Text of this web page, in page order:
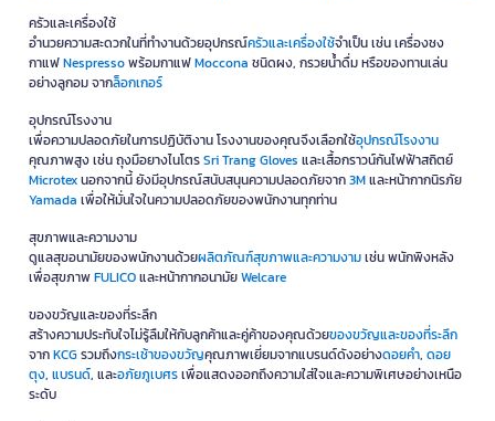
ครัวและเครื่องใช้
อำนวยความสะดวกในที่ทำงานด้วยอุปกรณ์ครัวและเครื่องใช้จำเป็น เช่น เครื่องชง
กาแฟNespressoพร้อมกาแฟMoccona ชนิดผง, กรวยน้ำดื่ม หรือของทานเล่น
อย่างลูกอม จากล็อกเกอร์
อุปกรณ์โรงงาน
เพื่อความปลอดภัยในการปฏิบัติงาน โรงงานของคุณจึงเลือกใช้อุปกรณ์โรงงาน
คุณภาพสูง เช่น ถุงมือยางไนโตรSri Trang Gloves และเสื้อกราวน์กันไฟฟ้าสถิตย์
Microtexนอกจากนี้ ยังมีอุปกรณ์สนับสนุนความปลอดภัยจาก3Mและหน้ากากนิรภัย
Yamada เพื่อให้มั่นใจในความปลอดภัยของพนักงานทุกท่าน
สุขภาพและความงาม
ดูแลสุขอนามัยของพนักงานด้วยผลิตภัณฑ์สุขภาพและความงามเช่น พนักพิงหลัง
เพื่อสุขภาพFULICOและหน้ากากอนามัยWelcare
ของขวัญและของที่ระลึก
สร้างความประทับใจไม่รู้ลืมให้กับลูกค้าและคู่ค้าของคุณด้วยของขวัญและของที่ระลึก
จากKCGรวมถึงกระเช้าของขวัญคุณภาพเยี่ยมจากแบรนด์ดังอย่างดอยคำ, ดอย
ตุง, แบรนด์, และอภัยภูเบศรเพื่อแสดงออกถึงความใส่ใจและความพิเศษอย่างเหนือ
ระดับ